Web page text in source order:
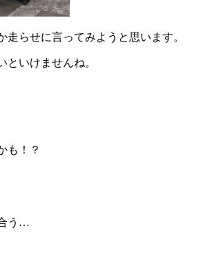
走らせに言ってみようと思います。
といけませんね。
も！？
う…